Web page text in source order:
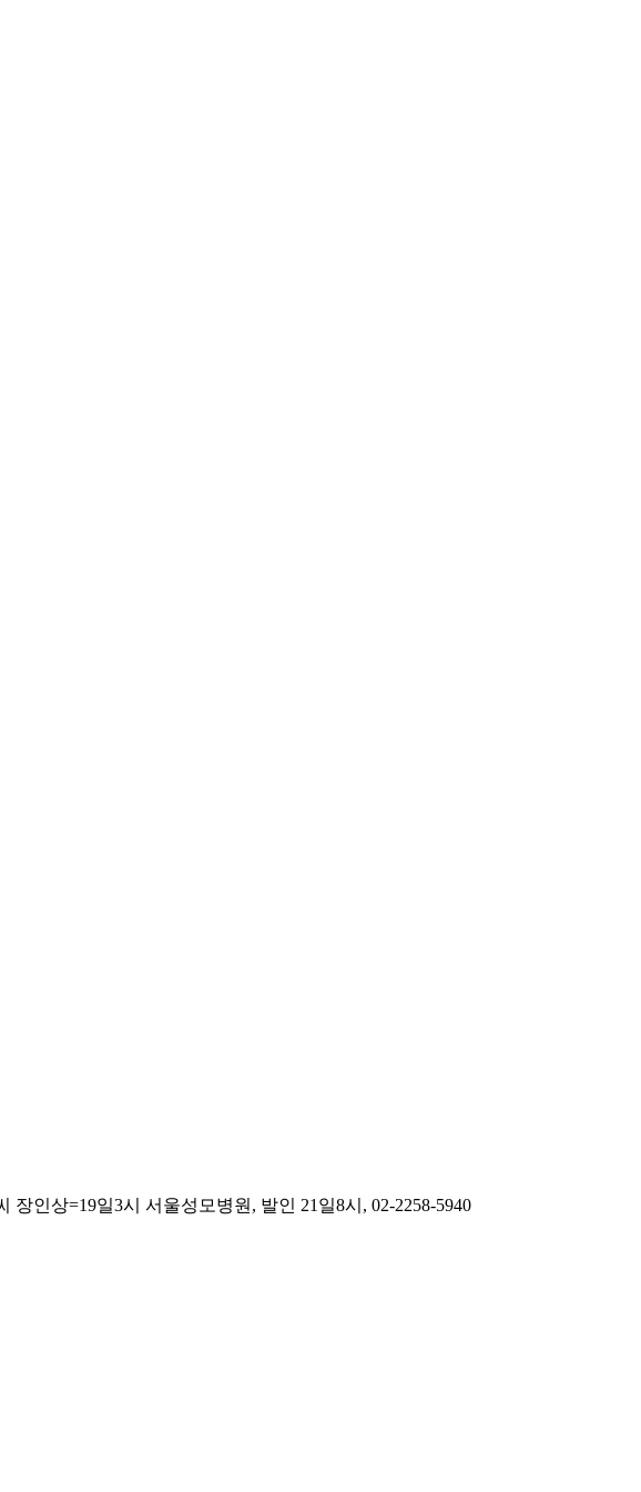
인상=19일3시 서울성모병원, 발인 21일8시, 02-2258-5940